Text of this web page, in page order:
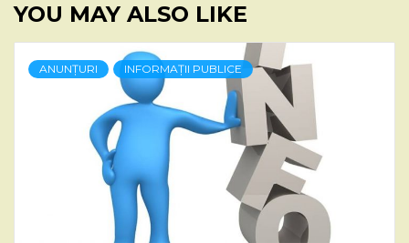
YOU MAY ALSO LIKE
ANUNȚURI INFORMAȚII PUBLICE